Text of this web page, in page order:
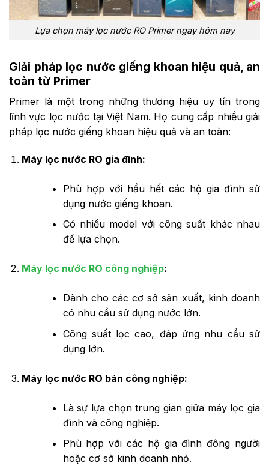
Lựa chọn máy lọc nước RO Primer ngay hôm nay
Giải pháp lọc nước giếng khoan hiệu quả, an
toàn từ Primer
Primer là một trong những thương hiệu uy tín trong
lĩnh vực lọc nước tại Việt Nam. Họ cung cấp nhiều giải
pháp lọc nước giếng khoan hiệu quả và an toàn:
Máy lọc nước RO gia đình:
Phù hợp với hầu hết các hộ gia đình sử
dụng nước giếng khoan.
Có nhiều model với công suất khác nhau
để lựa chọn.
Máy lọc nước RO công nghiệp:
Dành cho các cơ sở sản xuất, kinh doanh
có nhu cầu sử dụng nước lớn.
Công suất lọc cao, đáp ứng nhu cầu sử
dụng lớn.
Máy lọc nước RO bán công nghiệp:
Là sự lựa chọn trung gian giữa máy lọc gia
đình và công nghiệp.
Phù hợp với các hộ gia đình đông người
hoặc cơ sở kinh doanh nhỏ.